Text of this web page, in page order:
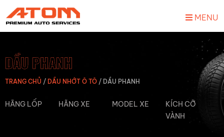
MENU
DẦU PHANH
TRANG CHỦ / DẦU NHỚT Ô TÔ / DẦU PHANH
HÃNG LỐP HÃNG XE MODEL XE
KÍCH CỠ
VÀNH